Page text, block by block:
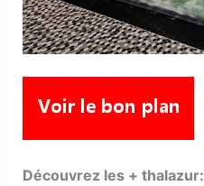
Découvrez les + thalazur: